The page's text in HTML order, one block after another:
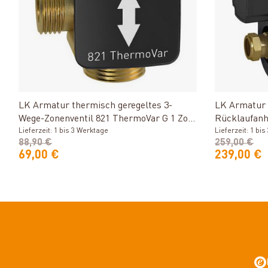
Produkt ansehen
LK Armatur thermisch geregeltes 3-
Wege-Zonenventil 821 ThermoVar G 1 Zoll
für 45°C
Lieferzeit: 1 bis 3 Werktage
69,00 €
88,90 €
LK Armatur
Zoll, 60°C
Lieferzeit: 1 bis
239,00 €
259,00 €